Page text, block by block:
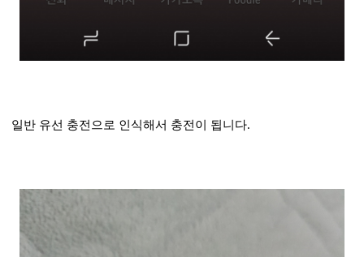
일반 유선 충전으로 인식해서 충전이 됩니다.